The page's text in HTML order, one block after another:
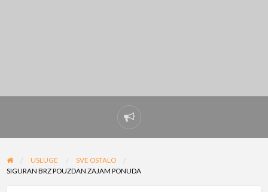
Prijavi
problem
USLUGE
SVE OSTALO
SIGURAN BRZ POUZDAN ZAJAM PONUDA